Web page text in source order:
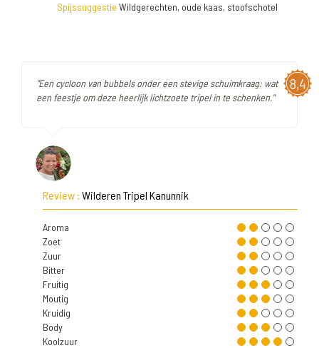
Spijssuggestie Wildgerechten, oude kaas, stoofschotel
8,4
"Een cycloon van bubbels onder een stevige schuimkraag: wat
een feestje om deze heerlijk lichtzoete tripel in te schenken."
Review : Wilderen Tripel Kanunnik
Aroma
Zoet
Zuur
Bitter
Fruitig
Moutig
Kruidig
Body
Koolzuur